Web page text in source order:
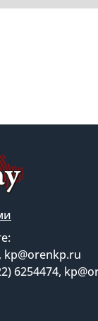
kp@orenkp.ru
6254474,